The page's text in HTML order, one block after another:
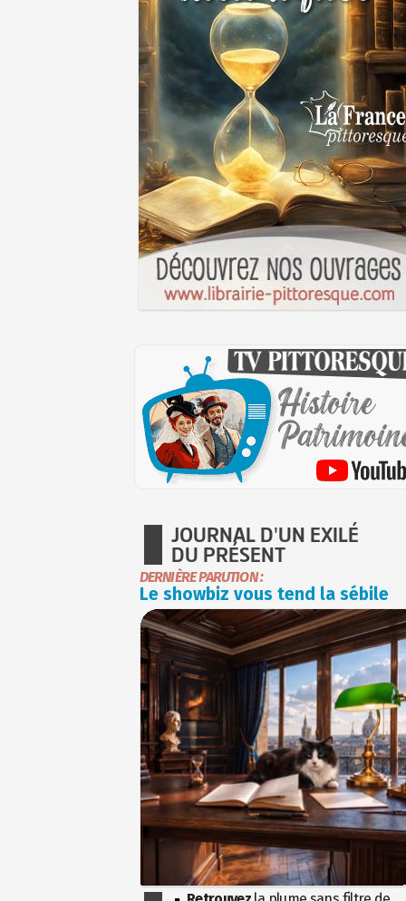
JOURNAL D'UN EXILÉ
DU PRÉSENT
DERNIÈRE PARUTION :
Le showbiz vous tend la sébile